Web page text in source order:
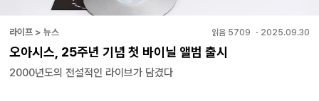
라이프 > 뉴스 읽음 5709 ・ 2025.09.30
오아시스, 25주년 기념 첫 바이닐 앨범 출시
2000년도의 전설적인 라이브가 담겼다